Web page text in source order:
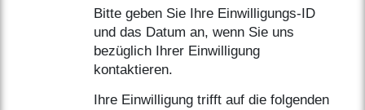
Bitte geben Sie Ihre Einwilligungs-ID
und das Datum an, wenn Sie uns
bezüglich Ihrer Einwilligung
kontaktieren.
Ihre Einwilligung trifft auf die folgenden